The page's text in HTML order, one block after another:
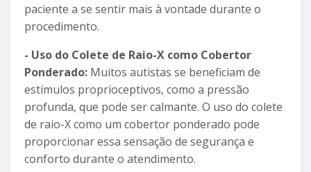
paciente a se sentir mais à vontade durante o
procedimento.
- Uso do Colete de Raio-X como Cobertor
Ponderado: Muitos autistas se beneficiam de
estímulos proprioceptivos, como a pressão
profunda, que pode ser calmante. O uso do colete
de raio-X como um cobertor ponderado pode
proporcionar essa sensação de segurança e
conforto durante o atendimento.